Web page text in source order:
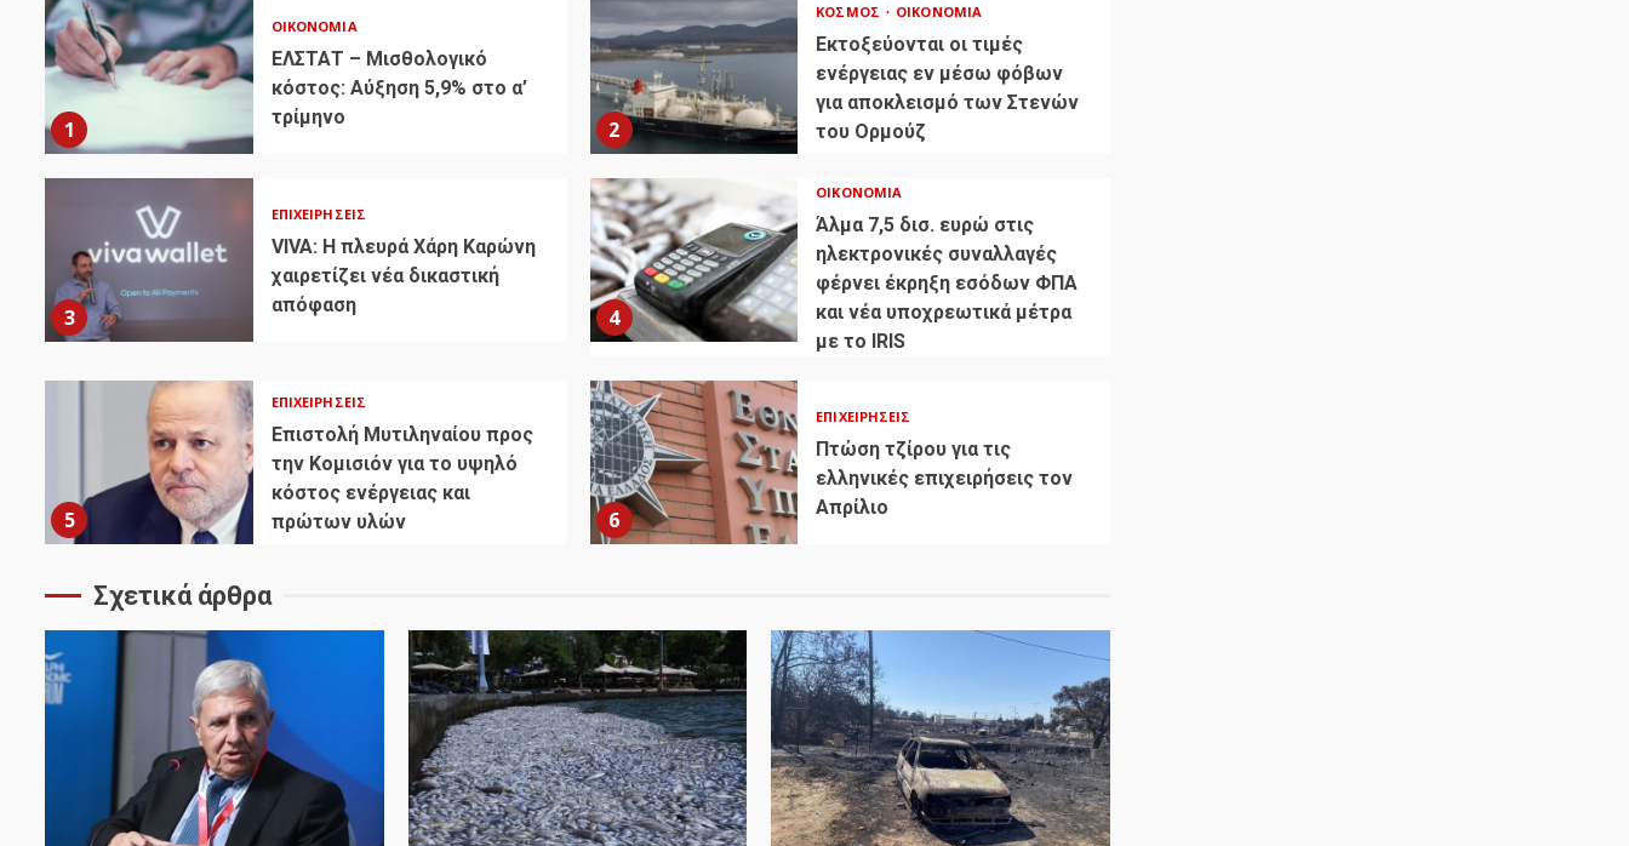
1
ΟΙΚΟΝΟΜΊΑ
ΕΛΣΤΑΤ – Μισθολογικό
κόστος: Αύξηση 5,9% στο α’
τρίμηνο
2
ΚΌΣΜΟΣ ΟΙΚΟΝΟΜΊΑ
Εκτοξεύονται οι τιμές
ενέργειας εν μέσω φόβων
για αποκλεισμό των Στενών
του Ορμούζ
3
ΕΠΙΧΕΙΡΉΣΕΙΣ
VIVA: Η πλευρά Χάρη Καρώνη
χαιρετίζει νέα δικαστική
απόφαση
4
ΟΙΚΟΝΟΜΊΑ
Άλμα 7,5 δισ. ευρώ στις
ηλεκτρονικές συναλλαγές
φέρνει έκρηξη εσόδων ΦΠΑ
και νέα υποχρεωτικά μέτρα
με το IRIS
5
ΕΠΙΧΕΙΡΉΣΕΙΣ
Επιστολή Μυτιληναίου προς
την Κομισιόν για το υψηλό
κόστος ενέργειας και
πρώτων υλών
6
ΕΠΙΧΕΙΡΉΣΕΙΣ
Πτώση τζίρου για τις
ελληνικές επιχειρήσεις τον
Απρίλιο
Σχετικά άρθρα